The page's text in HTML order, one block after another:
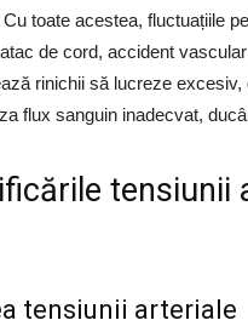
toate acestea, fluctuațiile
de cord, accident
rinichii să lucreze
flux sanguin inadecvat,
tensiunii
tensiunii arteriale